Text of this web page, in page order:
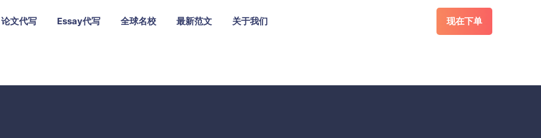
论文代写 Essay代写 全球名校 最新范文 关于我们 现在下单